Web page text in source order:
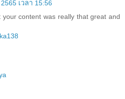
เวลา 15:56
your content was really that great and